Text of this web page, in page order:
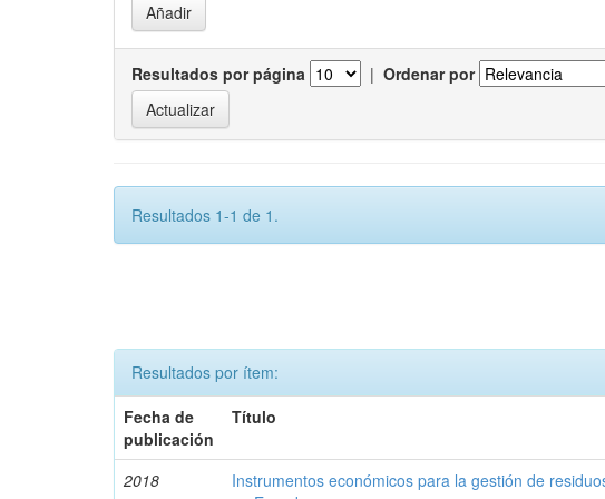
Resultados por página | Ordenar por
Resultados 1-1 de 1.
Resultados por ítem:
Fecha de
publicación
Título
2018
Instrumentos económicos para la gestión de